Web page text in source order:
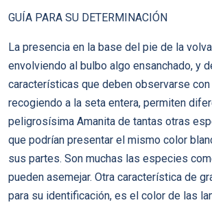
GUÍA PARA SU DETERMINACIÓN
La presencia en la base del pie de la
envolviendo al bulbo algo ensanchado, y
características que deben observarse con
recogiendo a la seta entera, permiten
peligrosísima Amanita de tantas otras
que podrían presentar el mismo color
sus partes. Son muchas las especies
pueden asemejar. Otra característica de
para su identificación, es el color de las